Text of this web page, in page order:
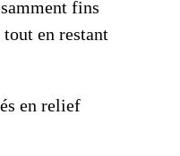
fins
en restant
en relief